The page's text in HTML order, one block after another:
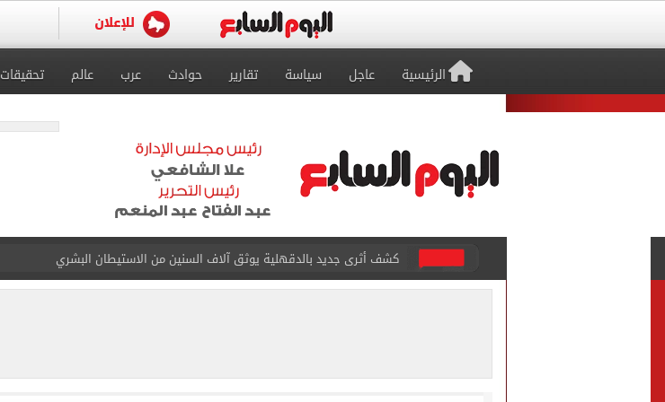
الرئيسية عاجل سياسة تقارير حوادث عرب عالم تحقيقات
كشف أثرى جديد بالدقهلية يوثق آلاف السنين من الاستيطان البشري
تحويلات مرورية لاستكمال تنفيذ أعمال بمحور محمد حسين هيكل بالقاهرة
إمام عاشور يمدد تعاقده مع الأهلي لـ2030 مقابل 25 مليونا سنويا وعقد إعلاني